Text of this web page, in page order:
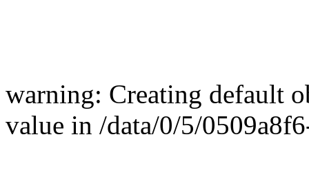
warning: Creating default
value in /data/0/5/